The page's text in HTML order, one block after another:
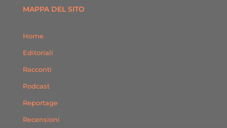
MAPPA DEL SITO
Home
Editoriali
Racconti
Podcast
Reportage
Recensioni